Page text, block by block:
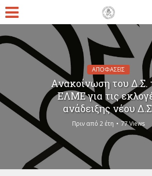
ΑΠΟΦΑΣΕΙΣ
Ανακοίνωση του Δ.Σ.
ΕΛΜΕ για τις
ανάδειξης νέου
Πριν από 2 έτη 77 Views